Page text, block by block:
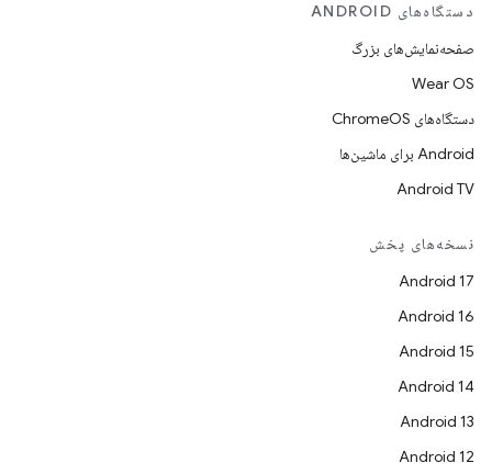
دستگاه‌های ANDROID
صفحه‌نمایش‌های بزرگ
Wear OS
دستگاه‌های ChromeOS
Android برای ماشین‌ها
Android TV
نسخه‌های پخش
Android 17
Android 16
Android 15
Android 14
Android 13
Android 12